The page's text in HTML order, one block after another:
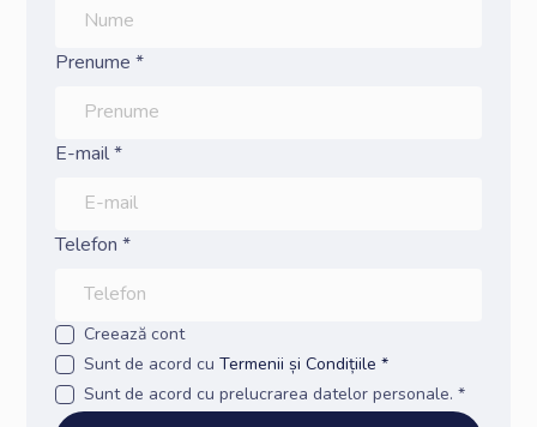
Prenume *
E-mail *
Telefon *
Creează cont
Sunt de acord cuTermenii și Condițiile *
Sunt de acord cu prelucrarea datelor personale. *